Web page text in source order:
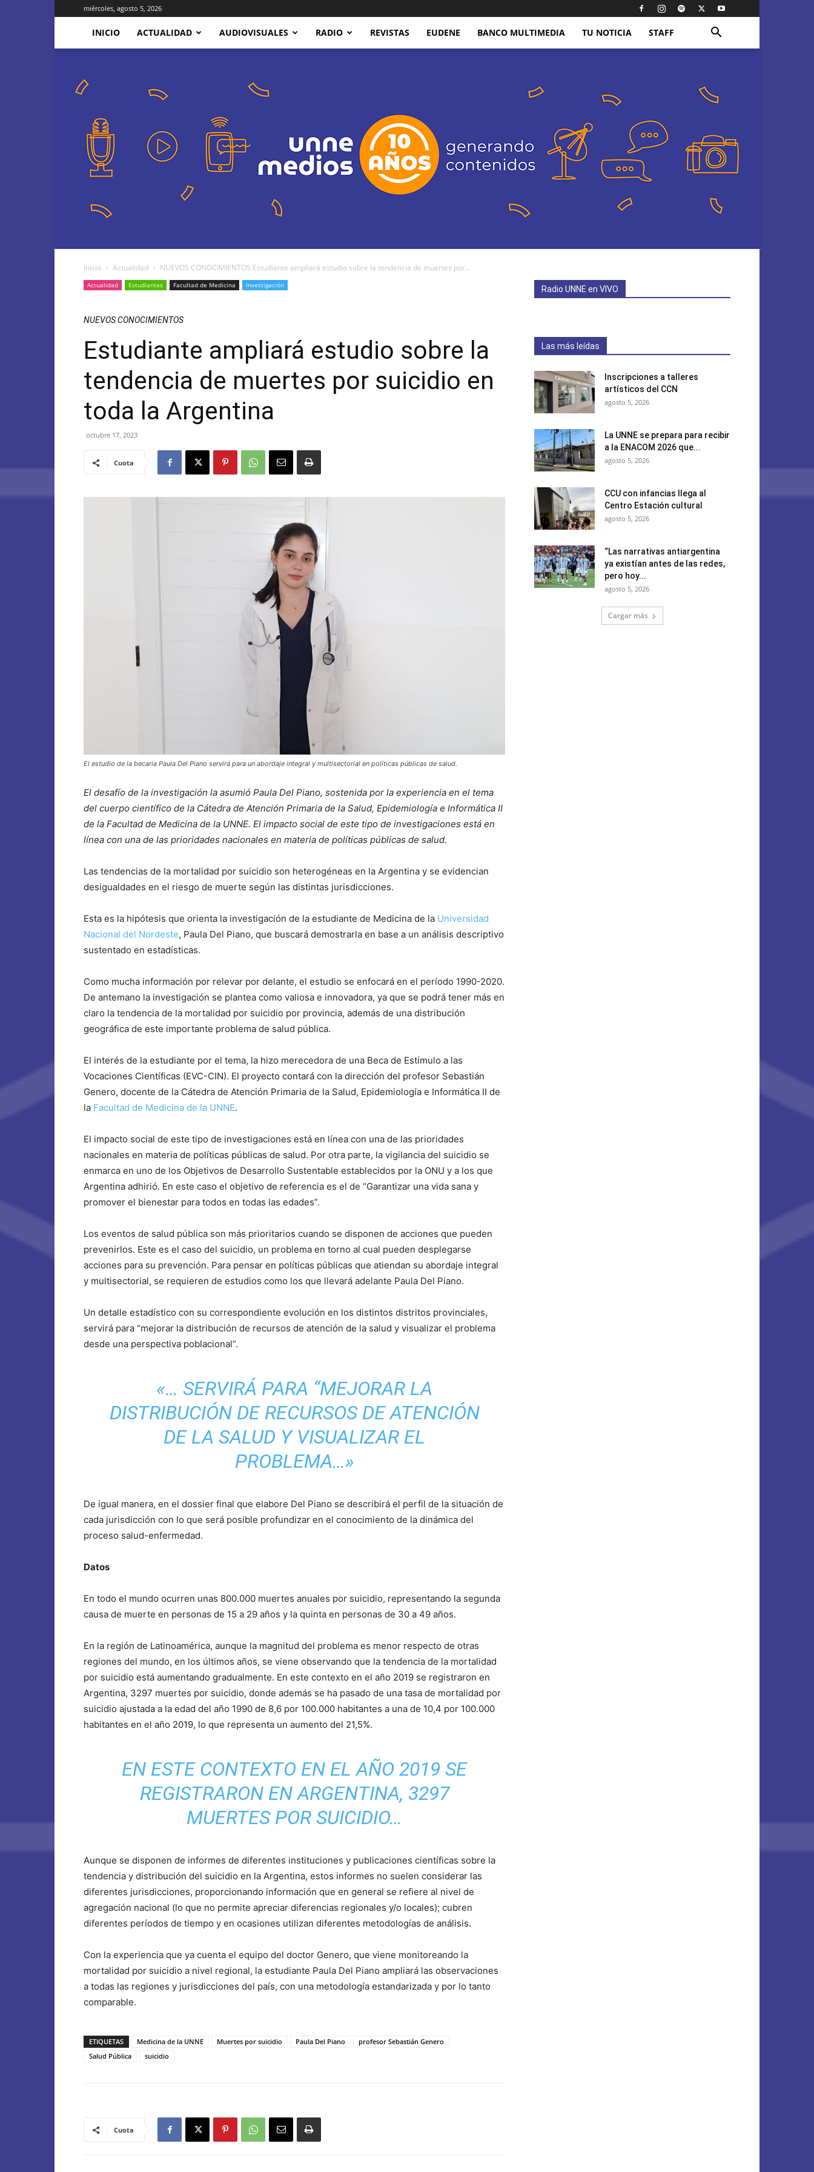
miércoles, agosto 5, 2026
INICIO ACTUALIDAD AUDIOVISUALES RADIO REVISTAS EUDENE BANCO MULTIMEDIA TU NOTICIA STAFF
Inicio Actualidad NUEVOS CONOCIMIENTOS Estudiante ampliará estudio sobre la tendencia de muertes por...
Actualidad Estudiantes Facultad de Medicina Investigación
NUEVOS CONOCIMIENTOS
Estudiante ampliará estudio sobre la
tendencia de muertes por suicidio en
toda la Argentina
octubre 17, 2023
Cuota
El estudio de la becaria Paula Del Piano servirá para un abordaje integral y multisectorial en políticas públicas de salud.
El desafío de la investigación la asumió Paula Del Piano, sostenida por la experiencia en el tema
del cuerpo científico de la Cátedra de Atención Primaria de la Salud, Epidemiología e Informática II
de la Facultad de Medicina de la UNNE. El impacto social de este tipo de investigaciones está en
línea con una de las prioridades nacionales en materia de políticas públicas de salud.
Las tendencias de la mortalidad por suicidio son heterogéneas en la Argentina y se evidencian
desigualdades en el riesgo de muerte según las distintas jurisdicciones.
Esta es la hipótesis que orienta la investigación de la estudiante de Medicina de la Universidad
Nacional del Nordeste, Paula Del Piano, que buscará demostrarla en base a un análisis descriptivo
sustentado en estadísticas.
Como mucha información por relevar por delante, el estudio se enfocará en el período 1990-2020.
De antemano la investigación se plantea como valiosa e innovadora, ya que se podrá tener más en
claro la tendencia de la mortalidad por suicidio por provincia, además de una distribución
geográfica de este importante problema de salud pública.
El interés de la estudiante por el tema, la hizo merecedora de una Beca de Estímulo a las
Vocaciones Científicas (EVC-CIN). El proyecto contará con la dirección del profesor Sebastián
Genero, docente de la Cátedra de Atención Primaria de la Salud, Epidemiología e Informática II de
la Facultad de Medicina de la UNNE.
El impacto social de este tipo de investigaciones está en línea con una de las prioridades
nacionales en materia de políticas públicas de salud. Por otra parte, la vigilancia del suicidio se
enmarca en uno de los Objetivos de Desarrollo Sustentable establecidos por la ONU y a los que
Argentina adhirió. En este caso el objetivo de referencia es el de “Garantizar una vida sana y
promover el bienestar para todos en todas las edades”.
Los eventos de salud pública son más prioritarios cuando se disponen de acciones que pueden
prevenirlos. Este es el caso del suicidio, un problema en torno al cual pueden desplegarse
acciones para su prevención. Para pensar en políticas públicas que atiendan su abordaje integral
y multisectorial, se requieren de estudios como los que llevará adelante Paula Del Piano.
Un detalle estadístico con su correspondiente evolución en los distintos distritos provinciales,
servirá para “mejorar la distribución de recursos de atención de la salud y visualizar el problema
desde una perspectiva poblacional”.
«… SERVIRÁ PARA “MEJORAR LA
DISTRIBUCIÓN DE RECURSOS DE ATENCIÓN
DE LA SALUD Y VISUALIZAR EL
PROBLEMA…»
De igual manera, en el dossier final que elabore Del Piano se describirá el perfil de la situación de
cada jurisdicción con lo que será posible profundizar en el conocimiento de la dinámica del
proceso salud-enfermedad.
Datos
En todo el mundo ocurren unas 800.000 muertes anuales por suicidio, representando la segunda
causa de muerte en personas de 15 a 29 años y la quinta en personas de 30 a 49 años.
En la región de Latinoamérica, aunque la magnitud del problema es menor respecto de otras
regiones del mundo, en los últimos años, se viene observando que la tendencia de la mortalidad
por suicidio está aumentando gradualmente. En este contexto en el año 2019 se registraron en
Argentina, 3297 muertes por suicidio, donde además se ha pasado de una tasa de mortalidad por
suicidio ajustada a la edad del año 1990 de 8,6 por 100.000 habitantes a una de 10,4 por 100.000
habitantes en el año 2019, lo que representa un aumento del 21,5%.
EN ESTE CONTEXTO EN EL AÑO 2019 SE
REGISTRARON EN ARGENTINA, 3297
MUERTES POR SUICIDIO…
Aunque se disponen de informes de diferentes instituciones y publicaciones científicas sobre la
tendencia y distribución del suicidio en la Argentina, estos informes no suelen considerar las
diferentes jurisdicciones, proporcionando información que en general se refiere al nivel de
agregación nacional (lo que no permite apreciar diferencias regionales y/o locales); cubren
diferentes períodos de tiempo y en ocasiones utilizan diferentes metodologías de análisis.
Con la experiencia que ya cuenta el equipo del doctor Genero, que viene monitoreando la
mortalidad por suicidio a nivel regional, la estudiante Paula Del Piano ampliará las observaciones
a todas las regiones y jurisdicciones del país, con una metodología estandarizada y por lo tanto
comparable.
ETIQUETAS Medicina de la UNNE Muertes por suicidio Paula Del Piano
profesor Sebastián Genero
Salud Pública
suicidio
Cuota
Radio UNNE en VIVO
Las más leídas
Inscripciones a talleres
artísticos del CCN
agosto 5, 2026
La UNNE se prepara para recibir
a la ENACOM 2026 que...
agosto 5, 2026
CCU con infancias llega al
Centro Estación cultural
agosto 5, 2026
“Las narrativas antiargentina
ya existían antes de las redes,
pero hoy...
agosto 5, 2026
Cargar más